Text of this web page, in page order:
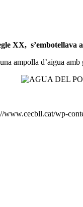
XX,
ampolla d’aigua amb
www.cecbll.cat/wp-